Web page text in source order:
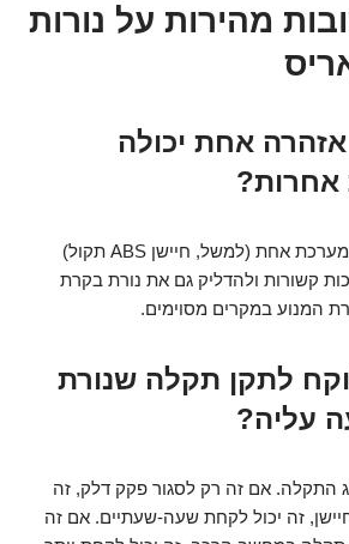
מהירות על נורות
אחת יכולה
אחרות?
ת: כן, לפעמים תקלה במערכת אחת (למשל, חיישן ABS תקול)
קשורות ולהדליק גם את נורת בקרת
המנוע במקרים מסוימים.
לתקן תקלה שנורת
עליה?
התקלה. אם זה רק לסגור פקק דלק, זה
זה יכול לקחת שעה-שעתיים. אם זה